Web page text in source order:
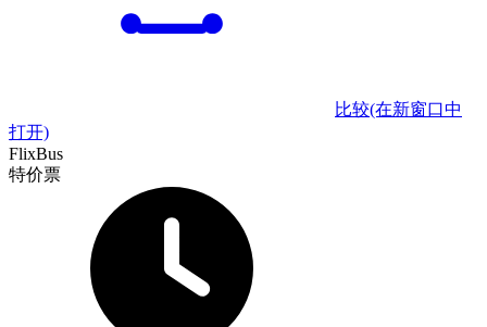
比较(在新窗口中
打开)
FlixBus
特价票